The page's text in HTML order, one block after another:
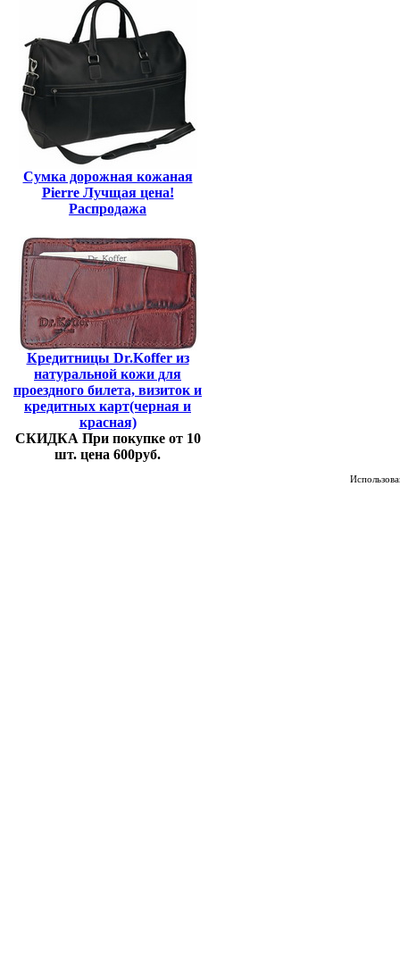
Сумка дорожная кожаная
Pierre Лучщая цена!
Распродажа
Кредитницы Dr.Koffer из
натуральной кожи для
проездного билета, визиток и
кредитных карт(черная и
красная)
СКИДКА При покупке от 10
шт. цена 600руб.